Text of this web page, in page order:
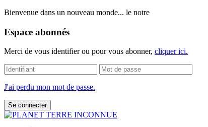
Bienvenue dans un nouveau monde... le notre
Espace abonnés
Merci de vous identifier ou pour vous abonner, cliquer ici.
J'ai perdu mon mot de passe.